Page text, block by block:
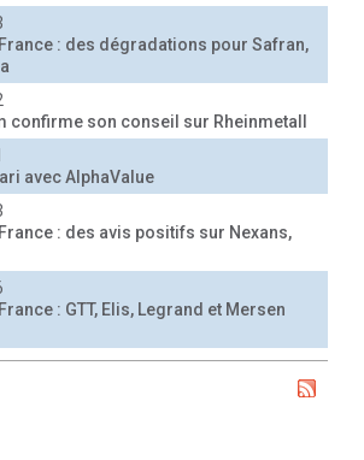
: des dégradations pour Safran,
confirme son conseil sur Rheinmetall
avec AlphaValue
: des avis positifs sur Nexans,
: GTT, Elis, Legrand et Mersen